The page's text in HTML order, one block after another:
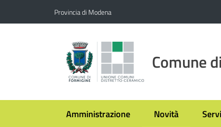
Provincia di Modena
Comune
Amministrazione Novità
Menu selezionato